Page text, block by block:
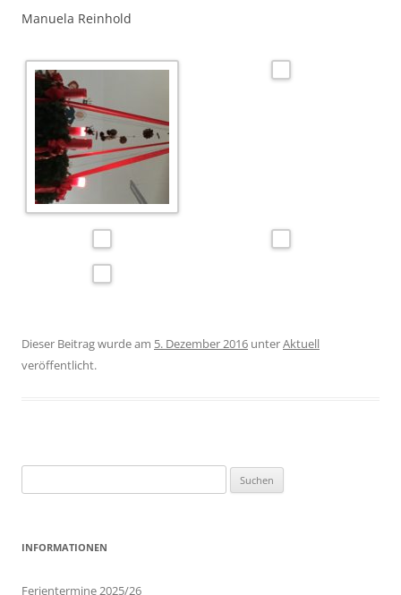
Manuela Reinhold
Dieser Beitrag wurde am 5. Dezember 2016 unterAktuell
veröffentlicht.
nach:
INFORMATIONEN
Ferientermine 2025/26